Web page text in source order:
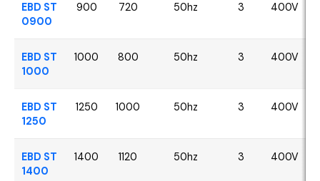
EBD ST
0900
900 720 50hz 3 400V
EBD ST
1000
1000 800 50hz 3 400V
EBD ST
1250
1250 1000 50hz 3 400V
EBD ST
1400
1400 1120 50hz 3 400V